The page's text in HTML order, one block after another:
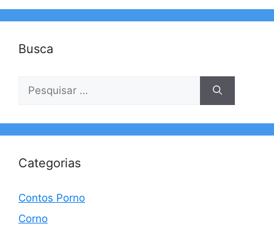
Busca
Pesquisar
Categorias
Contos Porno
Corno